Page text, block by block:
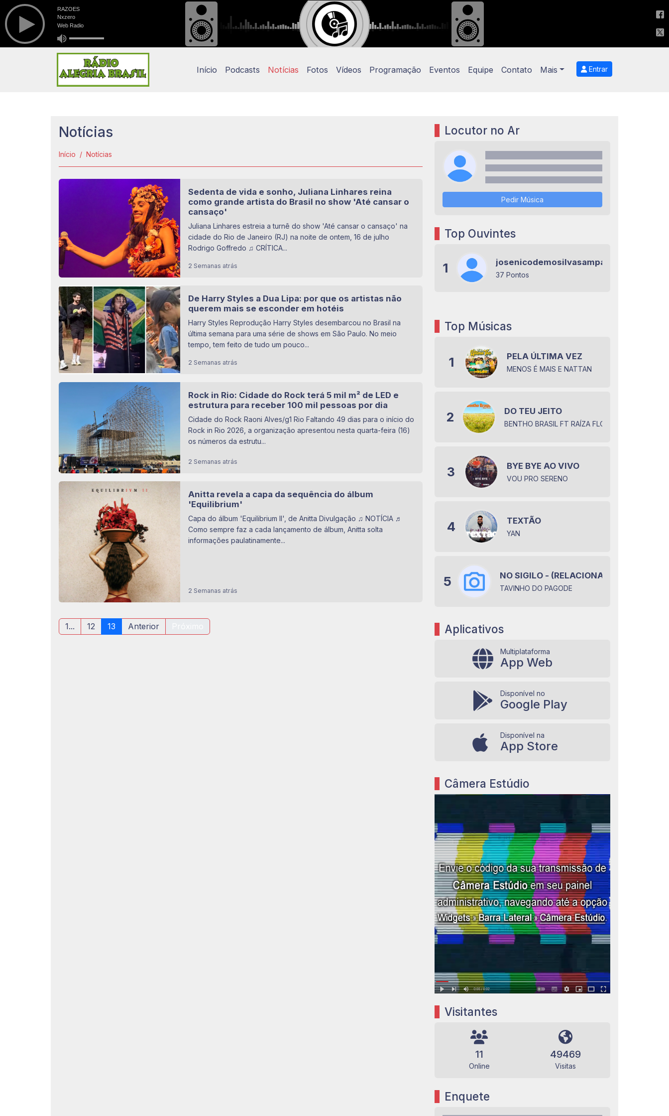
Início Podcasts Notícias Fotos Vídeos Programação Eventos Equipe Contato Mais Entrar
Notícias
Início Notícias
Sedenta de vida e sonho, Juliana Linhares reina
como grande artista do Brasil no show 'Até cansar o
cansaço'
Juliana Linhares estreia a turnê do show 'Até cansar o cansaço' na
cidade do Rio de Janeiro (RJ) na noite de ontem, 16 de julho
Rodrigo Goffredo ♫ CRÍTICA...
2 Semanas atrás
De Harry Styles a Dua Lipa: por que os artistas não
querem mais se esconder em hotéis
Harry Styles Reprodução Harry Styles desembarcou no Brasil na
última semana para uma série de shows em São Paulo. No meio
tempo, tem feito de tudo um pouco...
2 Semanas atrás
Rock in Rio: Cidade do Rock terá 5 mil m² de LED e
estrutura para receber 100 mil pessoas por dia
Cidade do Rock Raoni Alves/g1 Rio Faltando 49 dias para o início do
Rock in Rio 2026, a organização apresentou nesta quarta-feira (16)
os números da estrutu...
2 Semanas atrás
Anitta revela a capa da sequência do álbum
'Equilibrium'
Capa do álbum 'Equilibrium II', de Anitta Divulgação ♫ NOTÍCIA ♬
Como sempre faz a cada lançamento de álbum, Anitta solta
informações paulatinamente...
2 Semanas atrás
1... 12 13 Anterior
Locutor no Ar
Pedir Música
Top Ouvintes
1 josenicodemosilvasampaio
37 Pontos
Top Músicas
1 PELA ÚLTIMA VEZ
MENOS É MAIS E NATTAN
2 DO TEU JEITO
BENTHO BRASIL FT RAÍZA FLORES
3 BYE BYE AO VIVO
VOU PRO SERENO
4 TEXTÃO
YAN
5 NO SIGILO - (RELACIONAMENTO EM
TAVINHO DO PAGODE
Aplicativos
Multiplataforma
App Web
Disponível no
Google Play
Disponível na
App Store
Câmera Estúdio
Visitantes
11
Online
49469
Visitas
Enquete